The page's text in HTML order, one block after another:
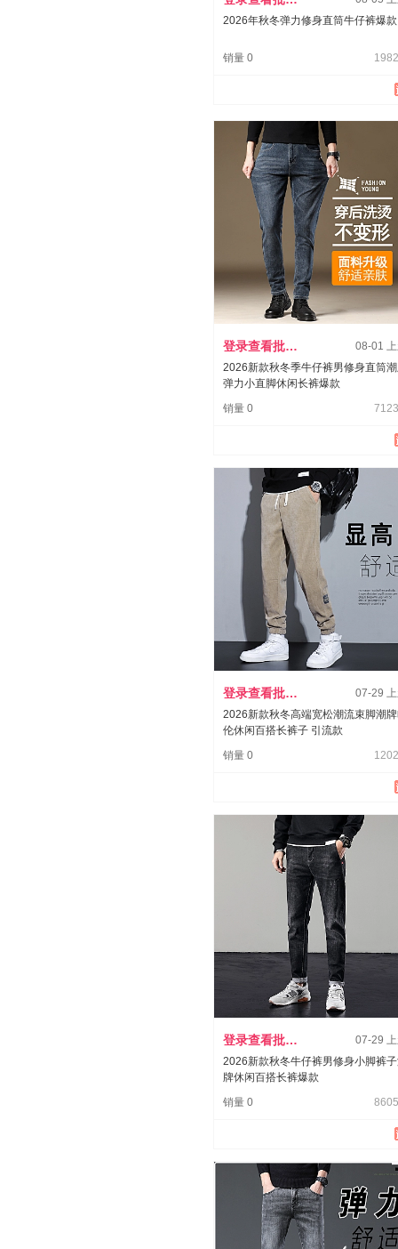
2026年秋冬弹力修身直筒牛仔裤爆款
销量 0
登录查看批发价
08-01
2026新款秋冬季牛仔裤男修身直筒
弹力小直脚休闲长裤爆款
销量 0
登录查看批发价
07-29
2026新款秋冬高端宽松潮流束脚潮
伦休闲百搭长裤子 引流款
销量 0
登录查看批发价
07-29
2026新款秋冬牛仔裤男修身小脚裤
牌休闲百搭长裤爆款
销量 0